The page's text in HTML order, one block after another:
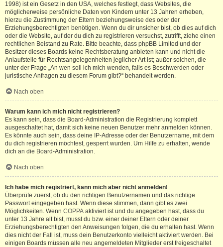
1998) ist ein Gesetz in den USA, welches festlegt, dass Websites, die
möglicherweise persönliche Daten von Kindern unter 13 Jahren erheben,
hierzu die Zustimmung der Eltern beziehungsweise des oder der
Erziehungsberechtigten benötigen. Wenn du dir unsicher bist, ob dies auf dich
oder die Website, auf der du dich zu registrieren versuchst, zutrifft, ziehe einen
rechtlichen Beistand zu Rate. Bitte beachte, dass phpBB Limited und der
Besitzer dieses Boards keine Rechtsberatung anbieten kann und nicht die
Anlaufstelle für Rechtsangelegenheiten jeglicher Art ist; außer solchen, die
unter der Frage „An wen soll ich mich wenden, falls es Beschwerden oder
juristische Anfragen zu diesem Forum gibt?“ behandelt werden.
Nach oben
Warum kann ich mich nicht registrieren?
Es kann sein, dass die Board-Administration die Registrierung komplett
ausgeschaltet hat, damit sich keine neuen Benutzer mehr anmelden können.
Es könnte auch sein, dass deine IP-Adresse oder der Benutzername, mit dem
du dich registrieren möchtest, gesperrt wurden. Um Hilfe zu erhalten, wende
dich an die Board-Administration.
Nach oben
Ich habe mich registriert, kann mich aber nicht anmelden!
Überprüfe zuerst, ob du den richtigen Benutzernamen und das richtige
Passwort eingegeben hast. Wenn diese stimmen, dann gibt es zwei
Möglichkeiten. Wenn COPPA aktiviert ist und du angegeben hast, dass du
unter 13 Jahre alt bist, musst du bzw. einer deiner Eltern oder deiner
Erziehungsberechtigten den Anweisungen folgen, die du erhalten hast. Wenn
dies nicht der Fall ist, muss dein Benutzerkonto vielleicht aktiviert werden. Bei
einigen Boards müssen alle neu angemeldeten Mitglieder erst freigeschaltet